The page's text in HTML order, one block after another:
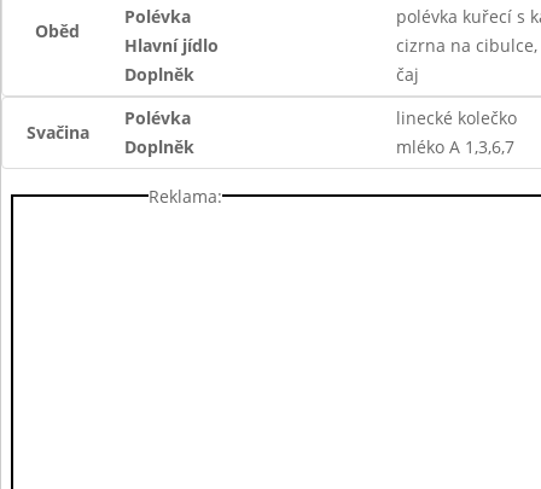
Oběd
Polévka
polévka kuřecí s
Hlavní jídlo
cizrna na cibulce,
Doplněk
čaj
Svačina
Polévka
linecké kolečko
Doplněk
mléko A 1,3,6,7
Reklama: